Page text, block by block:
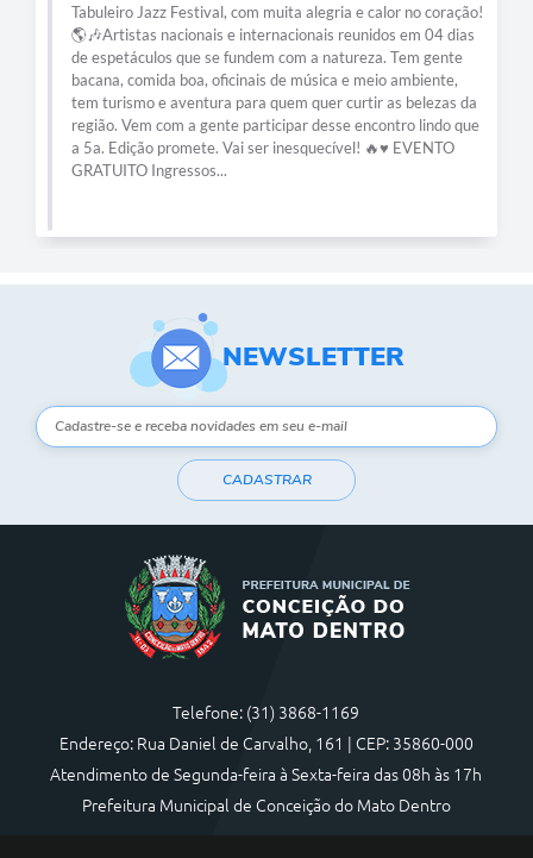
Tabuleiro Jazz Festival, com muita alegria e calor no coração!
🌎🎶Artistas nacionais e internacionais reunidos em 04 dias
de espetáculos que se fundem com a natureza. Tem gente
bacana, comida boa, oficinais de música e meio ambiente,
tem turismo e aventura para quem quer curtir as belezas da
região. Vem com a gente participar desse encontro lindo que
a 5a. Edição promete. Vai ser inesquecível! 🔥♥️ EVENTO
GRATUITO Ingressos...
NEWSLETTER
CADASTRAR
Telefone: (31) 3868-1169
Endereço: Rua Daniel de Carvalho, 161 | CEP: 35860-000
Atendimento de Segunda-feira à Sexta-feira das 08h às 17h
Prefeitura Municipal de Conceição do Mato Dentro